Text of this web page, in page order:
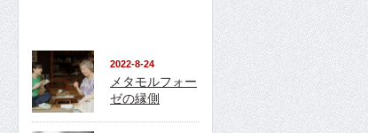
2022-8-24
メタモルフォー
ゼの縁側